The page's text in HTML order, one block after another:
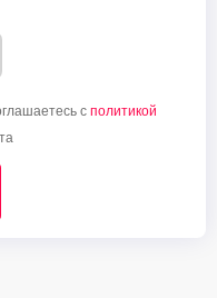
с политикой